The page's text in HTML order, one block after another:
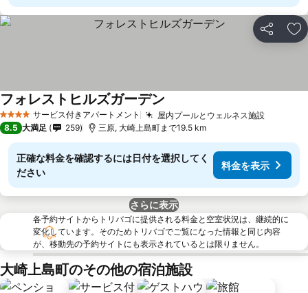
シェア お
4 ホテルのランクサービス付きアパートメント 屋内プールとウェルネス施設料金を
フォレストヒルズガーデン
8.5 大満足 259 三原, 大崎上島町まで19.5 km
正確な料金を確認するには日付を選択してく
ださい
料金を表示
さらに表示
各予約サイトからトリバゴに提供される料金と空室状況は、継続的に
変化しています。そのためトリバゴでご覧になった情報と同じ内容
が、移動先の予約サイトにも表示されているとは限りません。
大崎上島町のその他の宿泊施設